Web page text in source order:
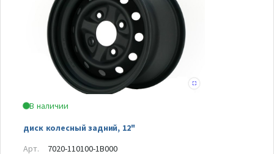
В наличии
диск колесный задний, 12"
Арт. 7020-110100-1B000